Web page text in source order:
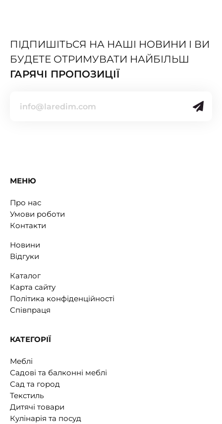
ПІДПИШІТЬСЯ НА НАШІ НОВИНИ І ВИ
БУДЕТЕ ОТРИМУВАТИ НАЙБІЛЬШ
ГАРЯЧІ ПРОПОЗИЦІЇ
МЕНЮ
Про нас
Умови роботи
Контакти
Новини
Відгуки
Каталог
Карта сайту
Політика конфіденційності
Співпраця
КАТЕГОРІЇ
Меблі
Садові та балконні меблі
Сад та город
Текстиль
Дитячі товари
Кулінарія та посуд